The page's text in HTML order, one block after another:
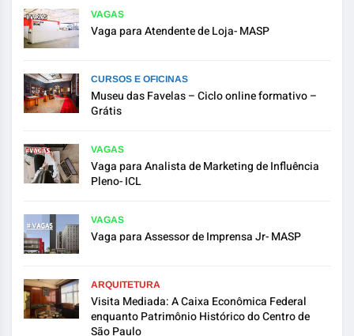
VAGAS
Vaga para Atendente de Loja- MASP
CURSOS E OFICINAS
Museu das Favelas – Ciclo online formativo –
Grátis
VAGAS
Vaga para Analista de Marketing de Influência
Pleno- ICL
VAGAS
Vaga para Assessor de Imprensa Jr- MASP
ARQUITETURA
Visita Mediada: A Caixa Econômica Federal
enquanto Patrimônio Histórico do Centro de
São Paulo